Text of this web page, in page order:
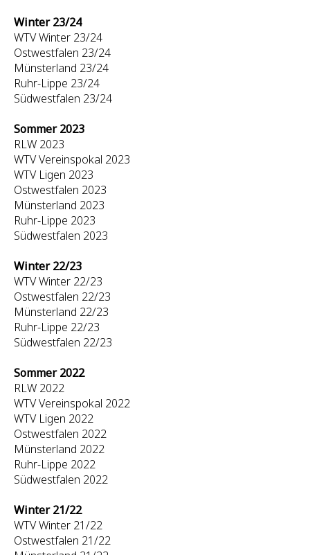
Winter 23/24
WTV Winter 23/24
Ostwestfalen 23/24
Münsterland 23/24
Ruhr-Lippe 23/24
Südwestfalen 23/24
Sommer 2023
RLW 2023
WTV Vereinspokal 2023
WTV Ligen 2023
Ostwestfalen 2023
Münsterland 2023
Ruhr-Lippe 2023
Südwestfalen 2023
Winter 22/23
WTV Winter 22/23
Ostwestfalen 22/23
Münsterland 22/23
Ruhr-Lippe 22/23
Südwestfalen 22/23
Sommer 2022
RLW 2022
WTV Vereinspokal 2022
WTV Ligen 2022
Ostwestfalen 2022
Münsterland 2022
Ruhr-Lippe 2022
Südwestfalen 2022
Winter 21/22
WTV Winter 21/22
Ostwestfalen 21/22